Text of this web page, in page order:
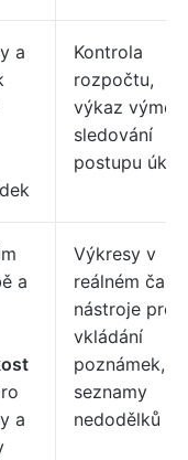
a
Kontrola
rozpočtu,
výkaz výměr,
sledování
postupu
a
a
Výkresy v
reálném čase,
nástroje pro
vkládání
poznámek,
seznamy
nedodělků